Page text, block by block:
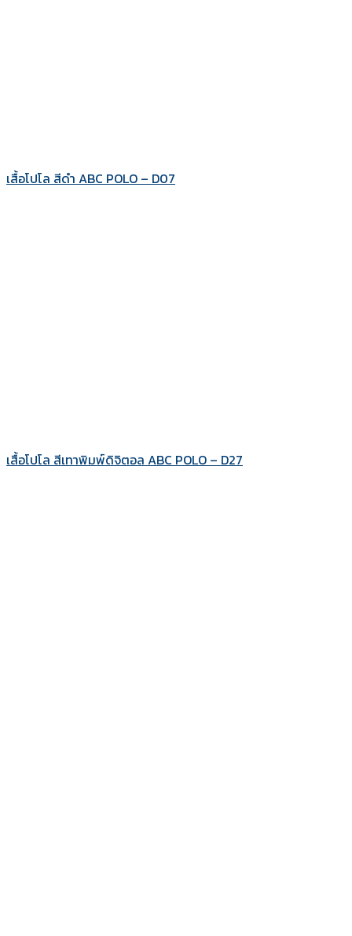
เสื้อโปโล สีดำ ABC POLO – D07
เสื้อโปโล สีเทาพิมพ์ดิจิตอล ABC POLO – D27